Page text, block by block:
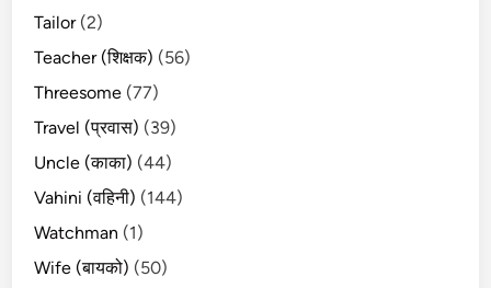
Tailor(2)
Teacher (शिक्षक) (56)
Threesome (77)
Travel (प्रवास) (39)
Uncle (काका) (44)
Vahini (वहिनी) (144)
Watchman (1)
Wife (बायको) (50)